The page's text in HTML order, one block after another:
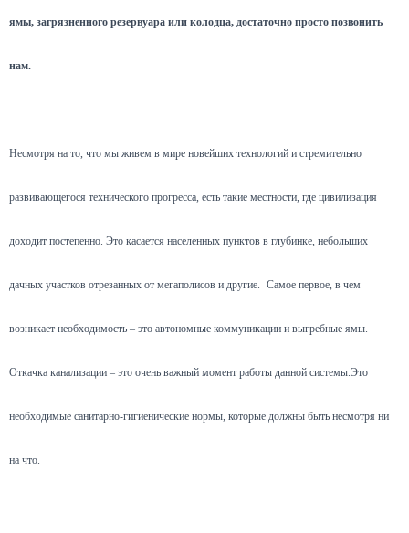
ямы, загрязненного резервуара или колодца, достаточно просто позвонить
нам.
Несмотря на то, что мы живем в мире новейших технологий и стремительно
развивающегося технического прогресса, есть такие местности, где цивилизация
доходит постепенно. Это касается населенных пунктов в глубинке, небольших
дачных участков отрезанных от мегаполисов и другие. Самое первое, в чем
возникает необходимость – это автономные коммуникации и выгребные ямы.
Откачка канализации – это очень важный момент работы данной системы.Это
необходимые санитарно-гигиенические нормы, которые должны быть несмотря ни
на что.